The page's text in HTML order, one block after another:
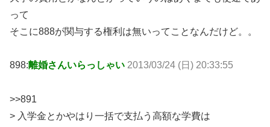
って
そこに888が関与する権利は無いってことなんだけど。。
898:離婚さんいらっしゃい 2013/03/24 (日) 20:33:55
>>891
> 入学金とかやはり一括で支払う高額な学費は